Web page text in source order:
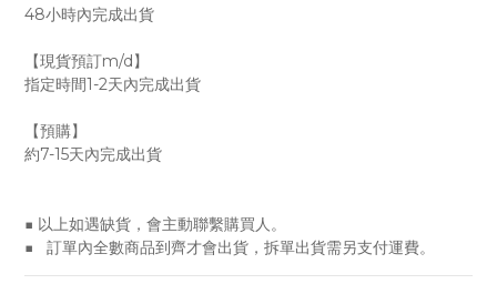
48小時內完成出貨
【現貨預訂m/d】
指定時間1-2天內完成出貨
【預購】
約7-15天內完成出貨
■ 以上如遇缺貨，會主動聯繫購買人。
■   訂單內全數商品到齊才會出貨，拆單出貨需另支付運費。